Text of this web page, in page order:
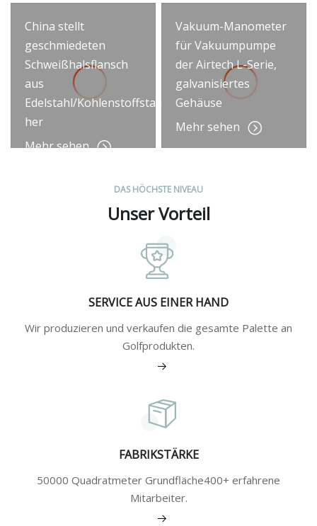
China stellt
geschmiedeten
Schweißhalsflansch
aus
Edelstahl/Kohlenstoffstahl
her
Mehr sehen
Vakuum-Manometer
für Vakuumpumpe
der Airtech L-Serie,
galvanisiertes
Gehäuse
Mehr sehen
DAS HÖCHSTE NIVEAU
Unser Vorteil
SERVICE AUS EINER HAND
Wir produzieren und verkaufen die gesamte Palette an
Golfprodukten.
Mehr sehen
FABRIKSTÄRKE
50000 Quadratmeter Grundfläche400+ erfahrene
Mitarbeiter.
Mehr sehen